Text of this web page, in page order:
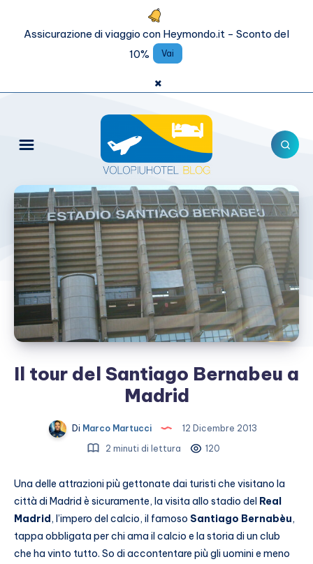
Assicurazione di viaggio con Heymondo.it - Sconto del
10%
Vai
×
Il tour del Santiago Bernabeu a
Madrid
Di Marco Martucci
12 Dicembre 2013
2 minuti di lettura
120
Una delle attrazioni più gettonate dai turisti che visitano la
città di Madrid è sicuramente, la visita allo stadio del Real
Madrid, l’impero del calcio, il famoso Santiago Bernabèu,
tappa obbligata per chi ama il calcio e la storia di un club
che ha vinto tutto. So di accontentare più gli uomini e meno